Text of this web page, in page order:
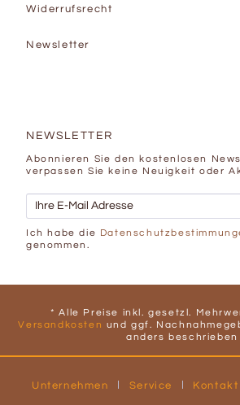
Widerrufsrecht
Newsletter
NEWSLETTER
Abonnieren Sie den kostenlosen
verpassen Sie keine Neuigkeit oder
Ich habe die
genommen.
* Alle Preise inkl. gesetzl.
Versandkosten und ggf.
anders beschrieben
Unternehmen Service Kontakt